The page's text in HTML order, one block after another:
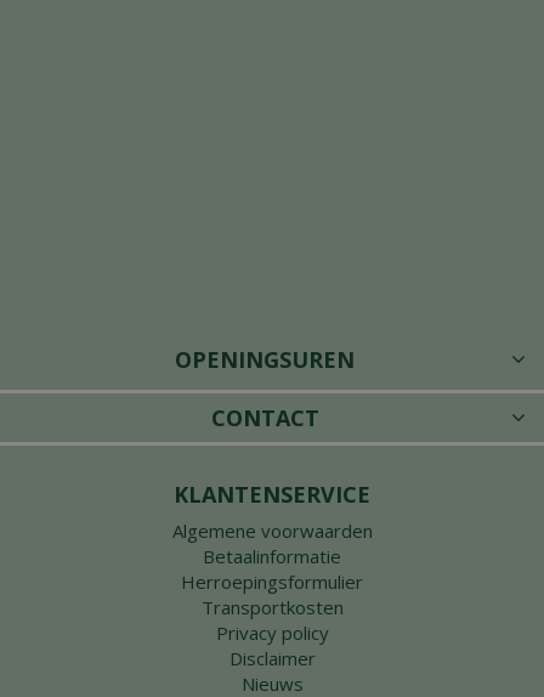
OPENINGSUREN
CONTACT
KLANTENSERVICE
Algemene voorwaarden
Betaalinformatie
Herroepingsformulier
Transportkosten
Privacy policy
Disclaimer
Nieuws